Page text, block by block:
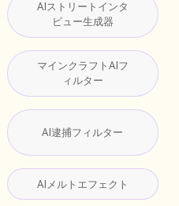
AIストリートインタ
ビュー生成器
マインクラフトAIフ
ィルター
AI逮捕フィルター
AIメルトエフェクト